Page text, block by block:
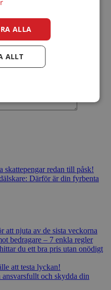
skattepengar redan till påsk!
Därför är din fyrbenta
att njuta av de sista veckorna
bedragare – 7 enkla regler
du ett bra pris utan onödigt
att testa lyckan!
och skydda din
ALLA
ALLT